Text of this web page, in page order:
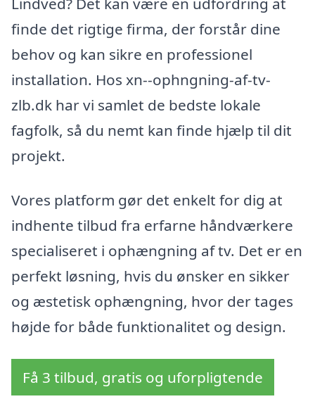
finde det rigtige firma, der forstår dine
behov og kan sikre en professionel
installation. Hos xn--ophngning-af-tv-
zlb.dk har vi samlet de bedste lokale
fagfolk, så du nemt kan finde hjælp til dit
projekt.
Vores platform gør det enkelt for dig at
indhente tilbud fra erfarne håndværkere
specialiseret i ophængning af tv. Det er en
perfekt løsning, hvis du ønsker en sikker
og æstetisk ophængning, hvor der tages
højde for både funktionalitet og design.
Få 3 tilbud, gratis og uforpligtende